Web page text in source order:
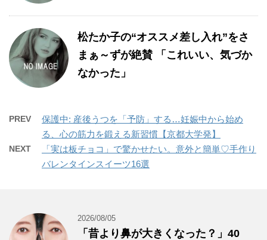
松たか子の“オススメ差し入れ”をさ
まぁ～ずが絶賛 「これいい、気づか
なかった」
PREV
保護中: 産後うつを「予防」する…妊娠中から始め
る、心の筋力を鍛える新習慣【京都大学発】
NEXT
「実は板チョコ」で驚かせたい。意外と簡単♡手作り
バレンタインスイーツ16選
2026/08/05
「昔より鼻が大きくなった？」40